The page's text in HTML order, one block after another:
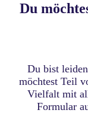
Du
Du bist
möchtest Teil
Vielfalt mit
Formular